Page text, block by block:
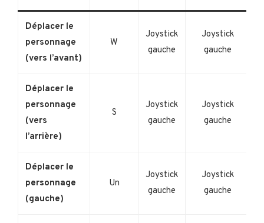
Déplacer le
personnage
(vers l’avant)
W
Joystick
gauche
Joystick
gauche
Déplacer le
personnage
(vers
l’arrière)
S
Joystick
gauche
Joystick
gauche
Déplacer le
personnage
(gauche)
Un
Joystick
gauche
Joystick
gauche